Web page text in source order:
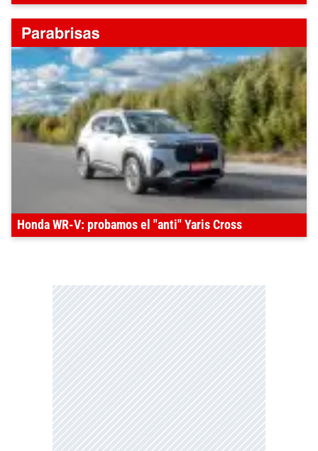
Honda WR-V: probamos el "anti" Yaris Cross